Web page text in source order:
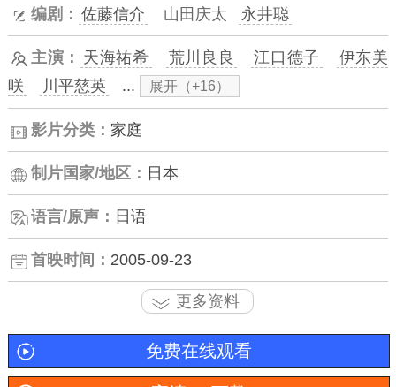
编剧： 佐藤信介 山田庆太 永井聪
主演： 天海祐希 荒川良良 江口德子
伊东美
咲
川平慈英 ... 展开（+16）
影片分类： 家庭
制片国家/地区： 日本
语言/原声： 日语
首映时间： 2005-09-23
更多资料
免费在线观看